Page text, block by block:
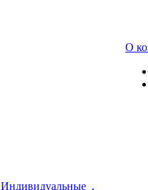
Индивидуальные
О